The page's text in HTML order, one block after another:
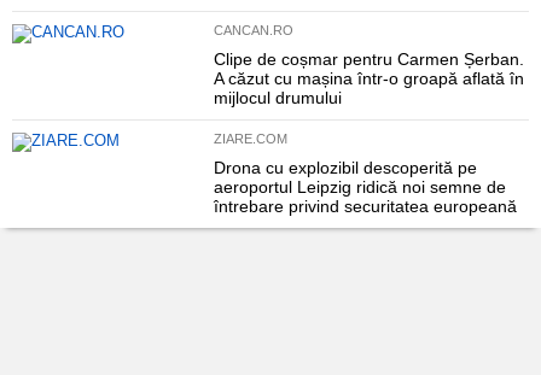
CANCAN.RO
Clipe de coșmar pentru Carmen Șerban.
A căzut cu mașina într-o groapă aflată în
mijlocul drumului
ZIARE.COM
Drona cu explozibil descoperită pe
aeroportul Leipzig ridică noi semne de
întrebare privind securitatea europeană